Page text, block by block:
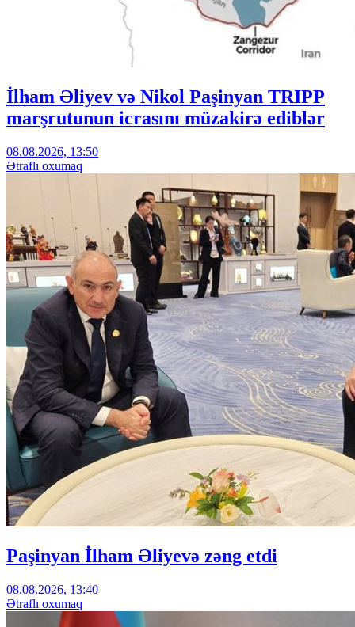
İlham Əliyev və Nikol Paşinyan TRIPP
marşrutunun icrasını müzakirə ediblər
08.08.2026, 13:50
Ətraflı oxumaq
Paşinyan İlham Əliyevə zəng etdi
08.08.2026, 13:40
Ətraflı oxumaq